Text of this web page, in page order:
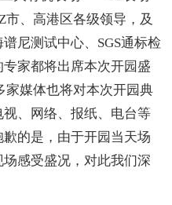
、高港区各级领导，及
尼测试中心、SGS通标检
家都将出席本次开园盛
家媒体也将对本次开园典
、网络、报纸、电台等
的是，由于开园当天场
感受盛况，对此我们深